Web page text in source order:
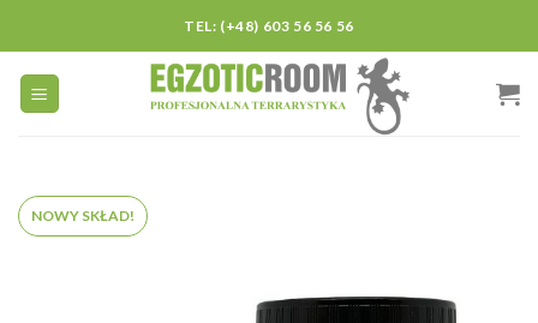
content
TEL: (+48) 603 56 56 56
NOWY SKŁAD!